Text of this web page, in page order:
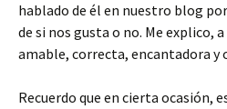
hablado de él en nuestro blog
de si nos gusta o no. Me explico,
amable, correcta, encantadora y
Recuerdo que en cierta ocasión,